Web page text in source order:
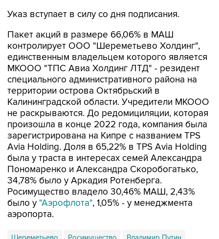
Указ вступает в силу со дня подписания.
Пакет акций в размере 66,06% в МАШ
контролирует ООО "Шереметьево Холдинг",
единственным владельцем которого является
МКООО "ТПС Авиа Холдинг ЛТД" - резидент
специального административного района на
территории острова Октябрьский в
Калининградской области. Учредители МКООО
не раскрываются. До редомициляции, которая
произошла в конце 2022 года, компания была
зарегистрирована на Кипре с названием TPS
Avia Holding. Доля в 65,22% в TPS Avia Holding
была у траста в интересах семей Александра
Пономаренко и Александра Скоробогатько,
34,78% было у Аркадия Ротенберга.
Росимущество владело 30,46% МАШ, 2,43%
было у "Аэрофлота", 1,05% - у менеджмента
аэропорта.